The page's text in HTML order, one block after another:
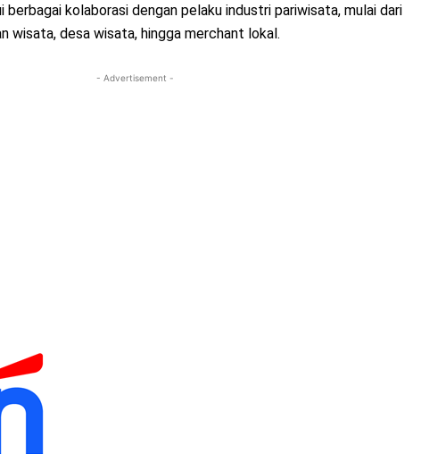
kolaborasi dengan pelaku industri pariwisata, mulai dari
wisata, desa wisata, hingga merchant lokal.
- Advertisement -